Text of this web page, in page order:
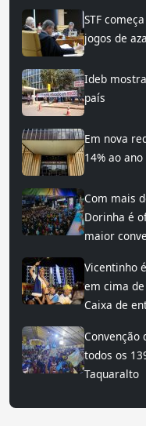
STF
jogos de
Ideb
país
Em nova
14% ao ano
Com mais
Dorinha é
maior
Vicentinho
em cima
Caixa de
Convenção
todos os
Taquaralto